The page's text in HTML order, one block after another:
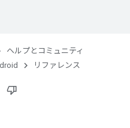
ヘルプとコミュニティ
リファレンス